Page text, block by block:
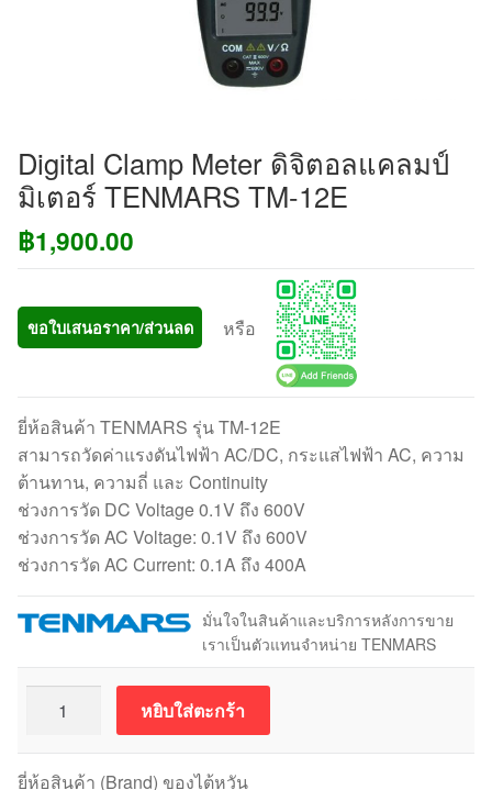
Digital Clamp Meter ดิจิตอลแคลมป์
มิเตอร์ TENMARS TM-12E
฿1,900.00
ขอใบเสนอราคา/ส่วนลด หรือ
ยี่ห้อสินค้า TENMARS รุ่น TM-12E
สามารถวัดค่าแรงดันไฟฟ้า AC/DC, กระแสไฟฟ้า AC, ความ
ต้านทาน, ความถี่ และ Continuity
ช่วงการวัด DC Voltage 0.1V ถึง 600V
ช่วงการวัด AC Voltage: 0.1V ถึง 600V
ช่วงการวัด AC Current: 0.1A ถึง 400A
มั่นใจในสินค้าและบริการหลังการขาย
เราเป็นตัวแทนจำหน่าย TENMARS
Digital
Clamp
Meter
หยิบใส่ตะกร้า
ยี่ห้อสินค้า (Brand) ของไต้หวัน